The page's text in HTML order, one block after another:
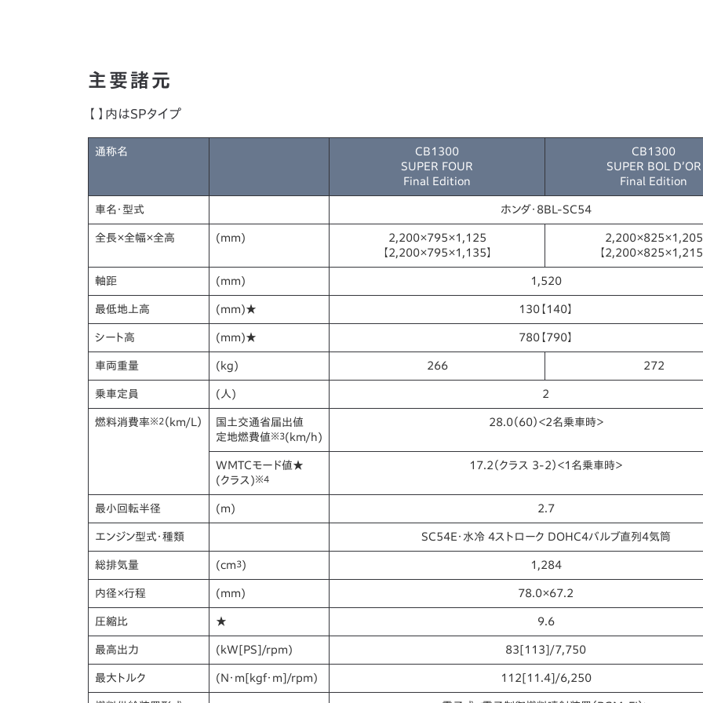
主要諸元
【 】内はSPタイプ
通称名
CB1300
SUPER FOUR
Final Edition
CB1300
SUPER BOL D’OR
Final Edition
車名・型式 ホンダ・8BL-SC54
全長×全幅×全高 (mm)
2,200×795×1,125
【2,200×795×1,135】
2,200×825×1,205
【2,200×825×1,215
軸距 (mm) 1,520
最低地上高 (mm)★ 130【140】
シート高 (mm)★ 780【790】
車両重量 (kg) 266 272
乗車定員 (人) 2
燃料消費率※2（km/L）
国土交通省届出値
定地燃費値※3(km/h)
28.0（60）＜2名乗車時＞
WMTCモード値★
(クラス)※4
17.2（クラス 3-2）＜1名乗車時＞
最小回転半径 (m) 2.7
エンジン型式・種類 SC54E・水冷 4ストローク DOHC4バルブ直列4気筒
総排気量 (cm3) 1,284
内径×行程 (mm) 78.0×67.2
圧縮比 ★ 9.6
最高出力 (kW[PS]/rpm) 83[113]/7,750
最大トルク (N・m[kgf・m]/rpm) 112[11.4]/6,250